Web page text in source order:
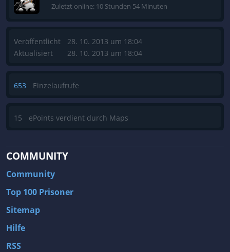
Zuletzt online: 10 Stunden 54 Minuten
Veröffentlicht
Aktualisiert
28. 10. 2013 um 18:04
28. 10. 2013 um 18:04
653 Einzelaufrufe
15 ePoints verdient durch Maps
COMMUNITY
Community
Top 100 Prisoner
Sitemap
Hilfe
RSS